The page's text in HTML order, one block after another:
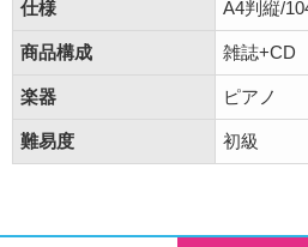
仕様 A4判縦/
商品構成 雑誌+CD
楽器 ピアノ
難易度 初級